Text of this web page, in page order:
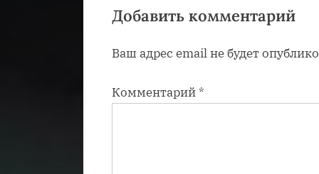
з
п
с
Добавить комментарий
Ваш адрес email не будет
Комментарий*